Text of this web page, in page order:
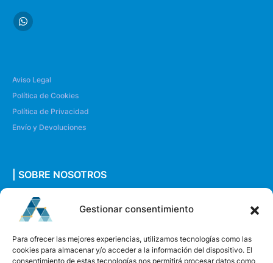
Gestionar consentimiento
Para ofrecer las mejores experiencias, utilizamos tecnologías como las
cookies para almacenar y/o acceder a la información del dispositivo. El
consentimiento de estas tecnologías nos permitirá procesar datos como
Aviso Legal
Política de Cookies
Política de Privacidad
Envío y Devoluciones
| SOBRE NOSOTROS
Quiénes somos
Envíanos un mensaje